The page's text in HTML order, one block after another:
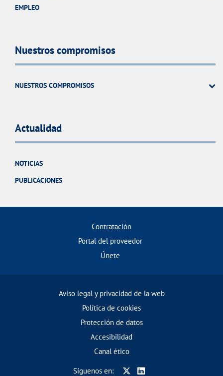
EMPLEO
Nuestros compromisos
NUESTROS COMPROMISOS
Actualidad
NOTICIAS
PUBLICACIONES
Contratación
Portal del proveedor
Únete
Aviso legal y privacidad de la web
Política de cookies
Protección de datos
Accesibilidad
Canal ético
Síguenos en: